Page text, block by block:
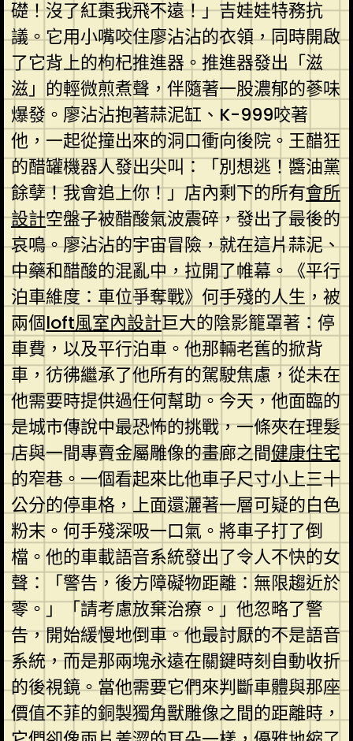
礎！沒了紅棗我飛不遠！」吉娃娃特務抗
議。它用小嘴咬住廖沾沾的衣領，同時開啟
了它背上的枸杞推進器。推進器發出「滋
滋」的輕微煎煮聲，伴隨著一股濃郁的蔘味
爆發。廖沾沾抱著蒜泥缸、K-999咬著
他，一起從撞出來的洞口衝向後院。王醋狂
的醋罐機器人發出尖叫：「別想逃！醬油黨
餘孽！我會追上你！」店內剩下的所有會所
設計空盤子被醋酸氣波震碎，發出了最後的
哀鳴。廖沾沾的宇宙冒險，就在這片蒜泥、
中藥和醋酸的混亂中，拉開了帷幕。《平行
泊車維度：車位爭奪戰》何手殘的人生，被
兩個loft風室內設計巨大的陰影籠罩著：停
車費，以及平行泊車。他那輛老舊的掀背
車，彷彿繼承了他所有的駕駛焦慮，從未在
他需要時提供過任何幫助。今天，他面臨的
是城市傳說中最恐怖的挑戰，一條夾在理髮
店與一間專賣金屬雕像的畫廊之間健康住宅
的窄巷。一個看起來比他車子尺寸小上三十
公分的停車格，上面還灑著一層可疑的白色
粉末。何手殘深吸一口氣。將車子打了倒
檔。他的車載語音系統發出了令人不快的女
聲：「警告，後方障礙物距離：無限趨近於
零。」「請考慮放棄治療。」他忽略了警
告，開始緩慢地倒車。他最討厭的不是語音
系統，而是那兩塊永遠在關鍵時刻自動收折
的後視鏡。當他需要它們來判斷車體與那座
價值不菲的銅製獨角獸雕像之間的距離時，